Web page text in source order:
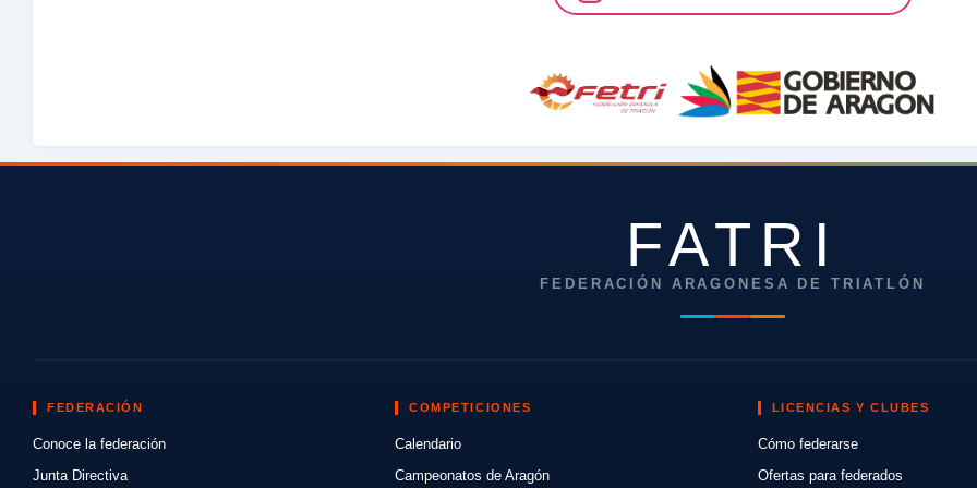
FATRI
FEDERACIÓN ARAGONESA DE TRIATLÓN
FEDERACIÓN
Conoce la federación
Junta Directiva
COMPETICIONES
Calendario
Campeonatos de Aragón
LICENCIAS Y CLUBES
Cómo federarse
Ofertas para federados